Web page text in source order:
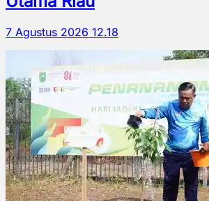
7 Agustus 2026 12.18